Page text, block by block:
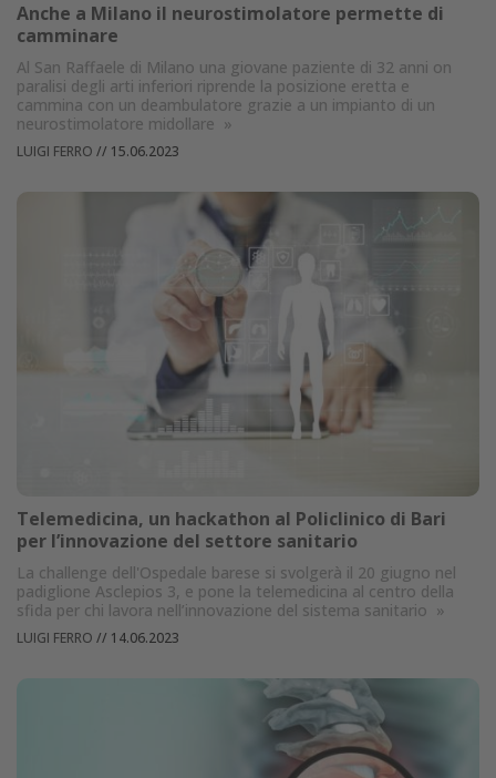
Anche a Milano il neurostimolatore permette di
camminare
Al San Raffaele di Milano una giovane paziente di 32 anni on
paralisi degli arti inferiori riprende la posizione eretta e
cammina con un deambulatore grazie a un impianto di un
neurostimolatore midollare »
LUIGI FERRO // 15.06.2023
Telemedicina, un hackathon al Policlinico di Bari
per l’innovazione del settore sanitario
La challenge dell'Ospedale barese si svolgerà il 20 giugno nel
padiglione Asclepios 3, e pone la telemedicina al centro della
sfida per chi lavora nell’innovazione del sistema sanitario »
LUIGI FERRO // 14.06.2023